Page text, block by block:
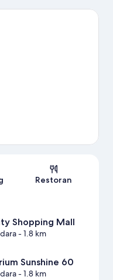
Restoran
Shopping Mall
- 1.8 km
Sunshine 60
- 1.8 km